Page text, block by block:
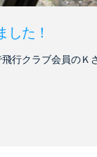
した！
行クラブ会員のＫ